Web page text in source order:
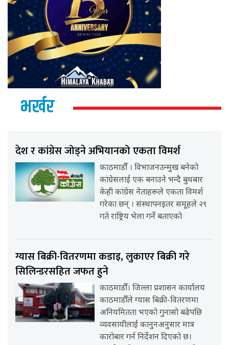
भर्खर
देश र कांग्रेस जोड्ने अभियानको एकता विमर्श
काठमाडौँ । विभाजनउन्मुख बनेको
कांग्रेसलाई एक बनाउने भन्दै बुधबार
केही कांग्रेस नेताहरूले एकता विमर्श
गरेका छन् । संस्थापनइतर समूहले २९
गते राष्ट्रिय भेला गर्ने बताएको
ग्यास बिक्री-वितरणमा कडाइ, लुकाएर बिक्री गरे
सिलिन्डरसहित जफत हुने
काठमाडौँ। जिल्ला प्रशासन कार्यालय
काठमाडौँले ग्यास बिक्री-वितरणमा
अनियमितता भएको गुनासो बढेपछि
व्यवसायीलाई कानुनअनुसार मात्र
कारोबार गर्न निर्देशन दिएको छ।